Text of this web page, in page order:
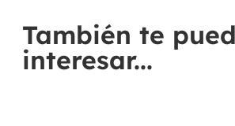
También te
interesar...